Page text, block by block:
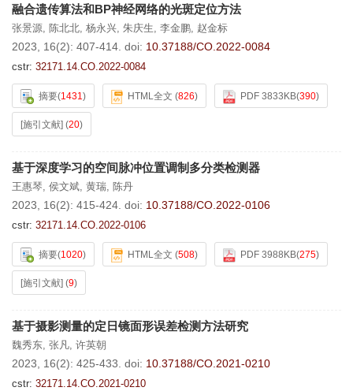
融合遗传算法和BP神经网络的光斑定位方法
张景源, 陈北北, 杨永兴, 朱庆生, 李金鹏, 赵金标
2023, 16(2): 407-414. doi: 10.37188/CO.2022-0084
cstr: 32171.14.CO.2022-0084
摘要(1431) HTML全文 (826) PDF 3833KB(390)
[施引文献] (20)
基于深度学习的空间脉冲位置调制多分类检测器
王惠琴, 侯文斌, 黄瑞, 陈丹
2023, 16(2): 415-424. doi: 10.37188/CO.2022-0106
cstr: 32171.14.CO.2022-0106
摘要(1020) HTML全文 (508) PDF 3988KB(275)
[施引文献] (9)
基于摄影测量的定日镜面形误差检测方法研究
魏秀东, 张凡, 许英朝
2023, 16(2): 425-433. doi: 10.37188/CO.2021-0210
cstr: 32171.14.CO.2021-0210